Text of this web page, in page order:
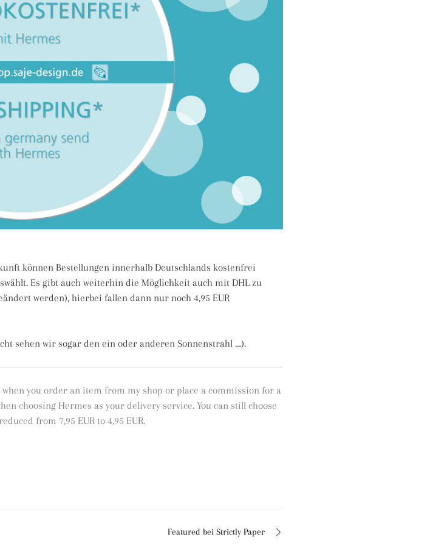
können Bestellungen innerhalb Deutschlands kostenfrei
Es gibt auch weiterhin die Möglichkeit auch mit DHL zu
werden), hierbei fallen dann nur noch 4,95 EUR
sehen wir sogar den ein oder anderen Sonnenstrahl …).
you order an item from my shop or place a commission for a
choosing Hermes as your delivery service. You can still choose
from 7,95 EUR to 4,95 EUR.
Featured bei Strictly Paper